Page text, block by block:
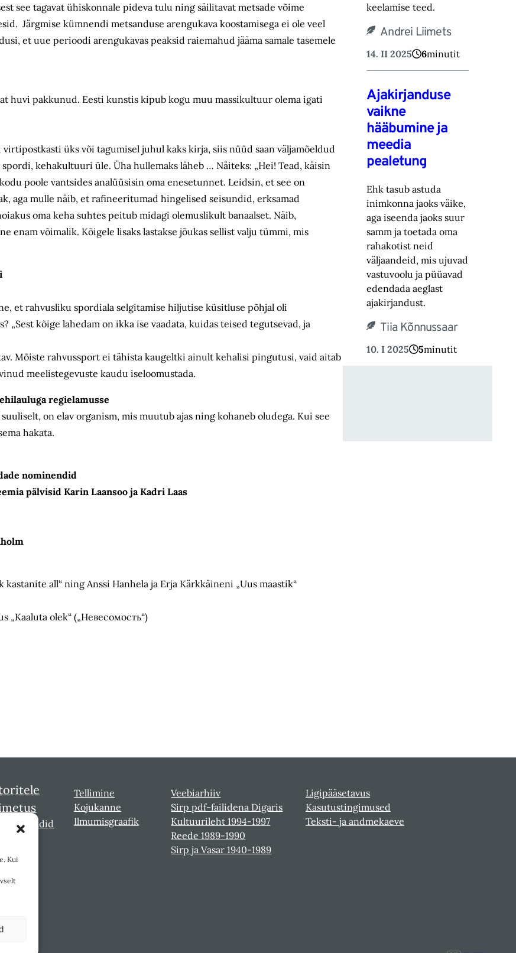
Kui
see tagavat ühiskonnale pideva tulu ning säilitavat metsade võime
Järgmise kümnendi metsanduse arengukava koostamisega ei ole veel
et uue perioodi arengukavas peaksid raiemahud jääma samale tasemele
huvi pakkunud. Eesti kunstis kipub kogu muu massikultuur olema igati
üks või tagumisel juhul kaks kirja, siis nüüd saan väljamõeldud
kehakultuuri üle. Üha hullemaks läheb … Näiteks: „Hei! Tead, käisin
poole vantsides analüüsisin oma enesetunnet. Leidsin, et see on
aga mulle näib, et rafineeritumad hingelised seisundid, erksamad
oma keha suhtes peitub midagi olemuslikult banaalset. Näib,
enam võimalik. Kõigele lisaks lastakse jõukas sellist valju tümmi, mis
et rahvusliku spordiala selgitamise hiljutise küsitluse põhjal oli
kõige lahedam on ikka ise vaadata, kuidas teised tegutsevad, ja
Mõiste rahvussport ei tähista kaugeltki ainult kehalisi pingutusi, vaid aitab
meelistegevuste kaudu iseloomustada.
regielamusse
on elav organism, mis muutub ajas ning kohaneb oludega. Kui see
hakata.
nominendid
pälvisid Karin Laansoo ja Kadri Laas
all“ ning Anssi Hanhela ja Erja Kärkkäineni „Uus maastik“
„Kaaluta olek“ („Невесомость“)
keelamise teed.
Andrei Liimets
14. II 2025 6minutit
Ajakirjanduse
vaikne
hääbumine ja
meedia
pealetung
Ehk tasub astuda
inimkonna jaoks väike,
aga iseenda jaoks suur
samm ja toetada oma
rahakotist neid
väljaandeid, mis ujuvad
vastuvoolu ja püüavad
edendada aeglast
ajakirjandust.
Tiia Kõnnussaar
10. I 2025 5minutit
laureaadid
Tellimine
Kojukanne
Ilmumisgraafik
Veebiarhiiv
Sirp pdf-failidena Digaris
Kultuurileht 1994-1997
Reede 1989-1990
Sirp ja Vasar 1940-1989
Ligipääsetavus
Kasutustingimused
Teksti- ja andmekaeve